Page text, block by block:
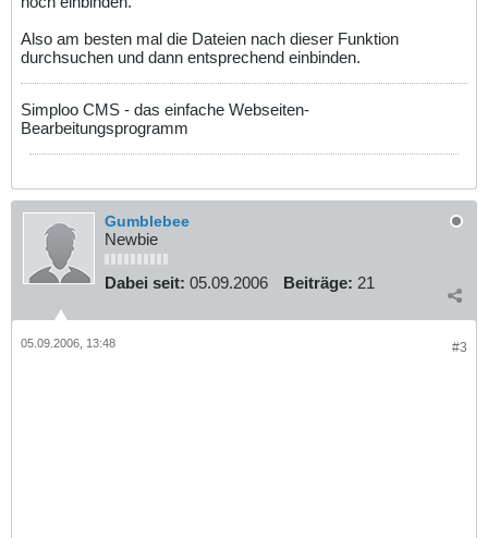
Also am besten mal die Dateien nach dieser Funktion
durchsuchen und dann entsprechend einbinden.
Simploo CMS - das einfache Webseiten-
Bearbeitungsprogramm
Gumblebee
Newbie
Dabei seit: 05.09.2006 Beiträge: 21
#3
05.09.2006, 13:48